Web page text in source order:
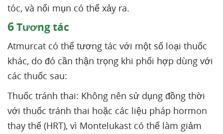
tóc, và nổi mụn có thể xảy ra.
6Tương tác
Atmurcat có thể tương tác với một số loại thuốc
khác, do đó cần thận trọng khi phối hợp dùng với
các thuốc sau:
Thuốc tránh thai: Không nên sử dụng đồng thời
với thuốc tránh thai hoặc các liệu pháp hormon
thay thế (HRT), vì Montelukast có thể làm giảm